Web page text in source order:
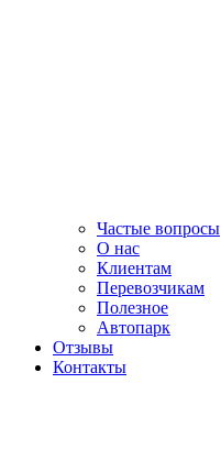
Частые вопросы
О нас
Клиентам
Перевозчикам
Полезное
Автопарк
Отзывы
Контакты